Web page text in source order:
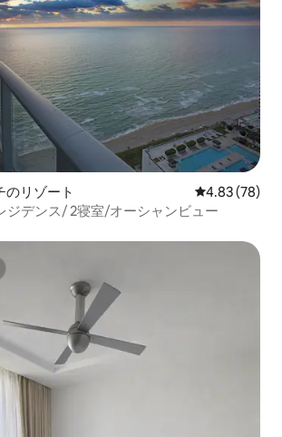
のリゾート レビュー78
4.83 (78)
ジデンス/ 2寝室/オーシャンビュー